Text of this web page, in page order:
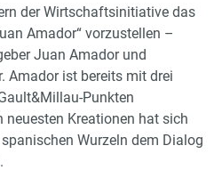
der Wirtschaftsinitiative das
Amador“ vorzustellen –
Juan Amador und
Amador ist bereits mit drei
Punkten
neuesten Kreationen hat sich
Wurzeln dem Dialog